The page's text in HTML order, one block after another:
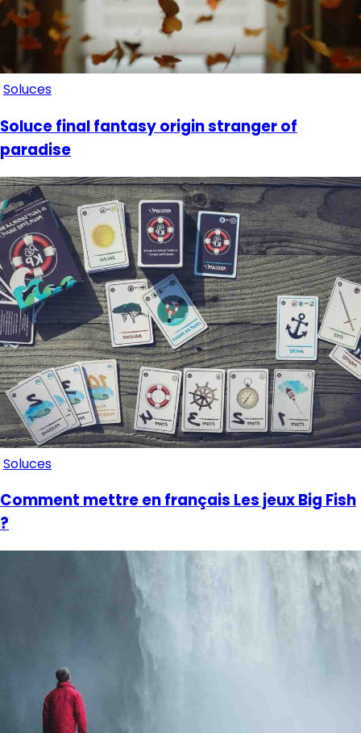
Soluces
Soluce final fantasy origin stranger of
paradise
Soluces
Comment mettre en français Les jeux Big Fish
?